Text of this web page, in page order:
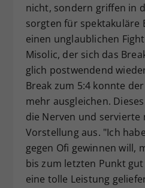
nicht, sondern griffen in
sorgten für spektakuläre
einen unglaublichen
Misolic, der sich das
glich postwendend
Break zum 5:4 konnte
mehr ausgleichen.
die Nerven und servierte
Vorstellung aus. "Ich
gegen Ofi gewinnen will,
bis zum letzten Punkt
eine tolle Leistung